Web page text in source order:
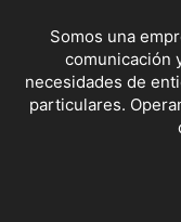
Somos una
comunicación
necesidades de
particulares.